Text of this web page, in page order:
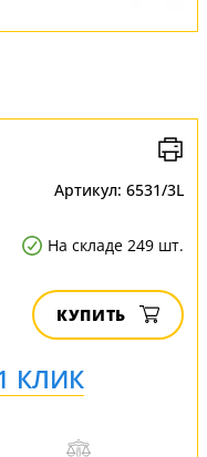
Артикул: 6531/3L
На складе 249 шт.
КУПИТЬ